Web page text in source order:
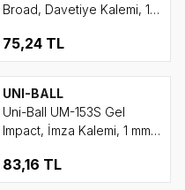
Broad, Davetiye Kalemi, 1
75,24 TL
UNI-BALL
Uni-Ball UM-153S Gel
Impact, İmza Kalemi, 1 mm,
83,16 TL